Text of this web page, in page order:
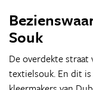
Souk
De overdekte straat
textielsouk. En dit